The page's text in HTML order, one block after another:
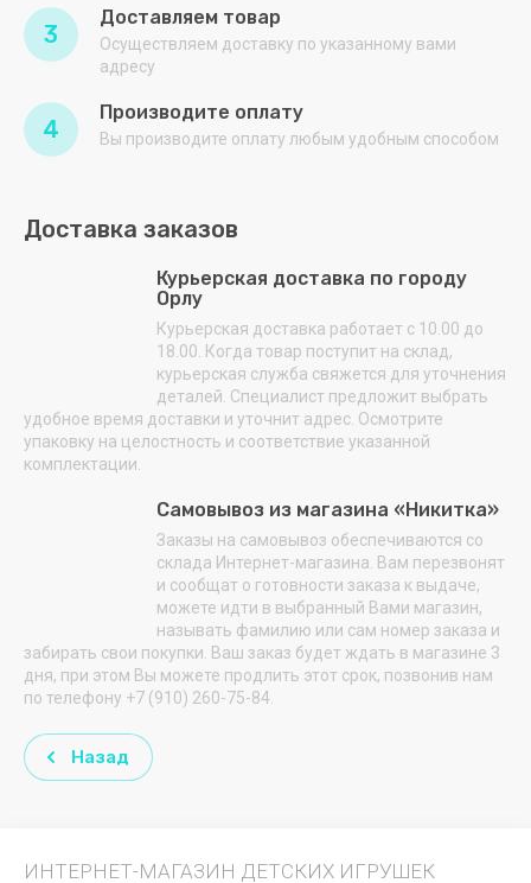
3
Доставляем товар
Осуществляем доставку по указанному вами
адресу
4
Производите оплату
Вы производите оплату любым удобным способом
Доставка заказов
Курьерская доставка по городу
Орлу
Курьерская доставка работает с 10.00 до
18.00. Когда товар поступит на склад,
курьерская служба свяжется для уточнения
деталей. Специалист предложит выбрать
удобное время доставки и уточнит адрес. Осмотрите
упаковку на целостность и соответствие указанной
комплектации.
Самовывоз из магазина «Никитка»
Заказы на самовывоз обеспечиваются со
склада Интернет-магазина. Вам перезвонят
и сообщат о готовности заказа к выдаче,
можете идти в выбранный Вами магазин,
называть фамилию или сам номер заказа и
забирать свои покупки. Ваш заказ будет ждать в магазине 3
дня, при этом Вы можете продлить этот срок, позвонив нам
по телефону +7 (910) 260-75-84.
Назад
ИНТЕРНЕТ-МАГАЗИН ДЕТСКИХ ИГРУШЕК